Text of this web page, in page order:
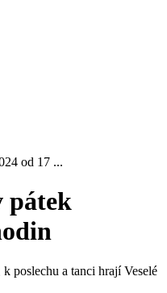
od 17 ...
pátek
poslechu a tanci hrají Veselé